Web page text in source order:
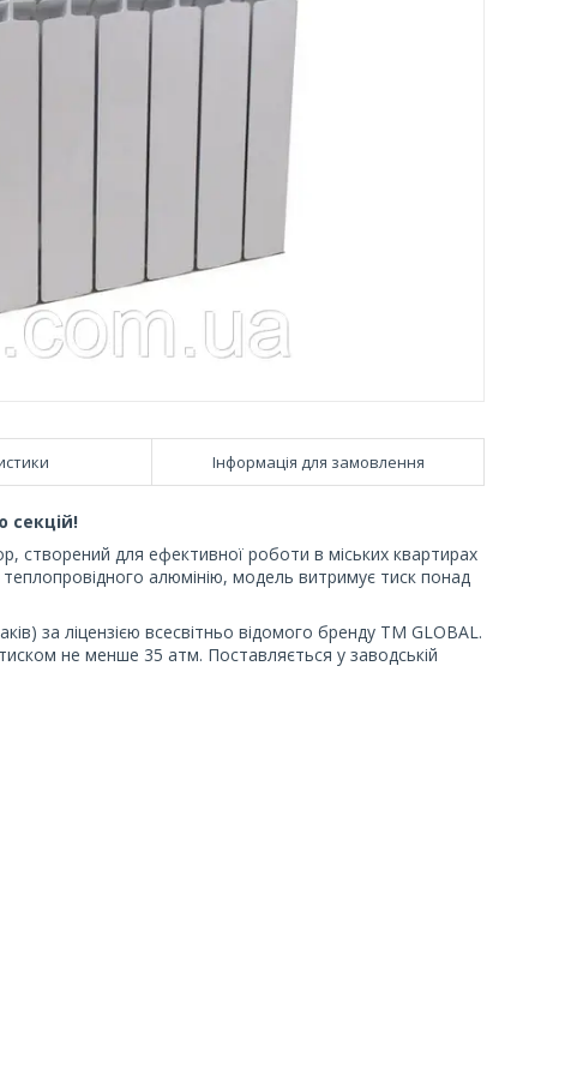
Інформація для замовлення
секцій!
створений для ефективної роботи в міських квартирах
алюмінію, модель витримує тиск понад
за ліцензією всесвітньо відомого бренду TM GLOBAL.
не менше 35 атм. Поставляється у заводській